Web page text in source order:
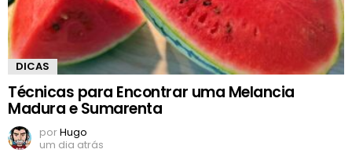
DICAS
Técnicas para Encontrar uma Melancia
Madura e Sumarenta
porHugo
um dia atrás